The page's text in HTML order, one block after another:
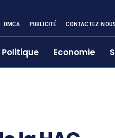
DMCA PUBLICITÉ CONTACTEZ-NOUS
Politique Economie